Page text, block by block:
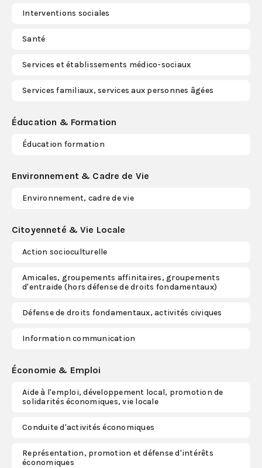
Interventions sociales
Santé
Services et établissements médico-sociaux
Services familiaux, services aux personnes âgées
Éducation & Formation
Éducation formation
Environnement & Cadre de Vie
Environnement, cadre de vie
Citoyenneté & Vie Locale
Action socioculturelle
Amicales, groupements affinitaires, groupements
d'entraide (hors défense de droits fondamentaux)
Défense de droits fondamentaux, activités civiques
Information communication
Économie & Emploi
Aide à l'emploi, développement local, promotion de
solidarités économiques, vie locale
Conduite d'activités économiques
Représentation, promotion et défense d'intérêts
économiques